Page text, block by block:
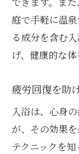
庭で手軽に温
る成分を含む
げ、健康的な
疲労回復を助
入浴は、心身
が、その効果
テクニックを